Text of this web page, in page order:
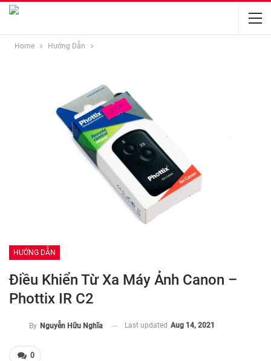
Home Hướng Dẫn
HƯỚNG DẪN
Điều Khiển Từ Xa Máy Ảnh Canon –
Phottix IR C2
By Nguyễn Hữu Nghĩa Last updated Aug 14, 2021
0